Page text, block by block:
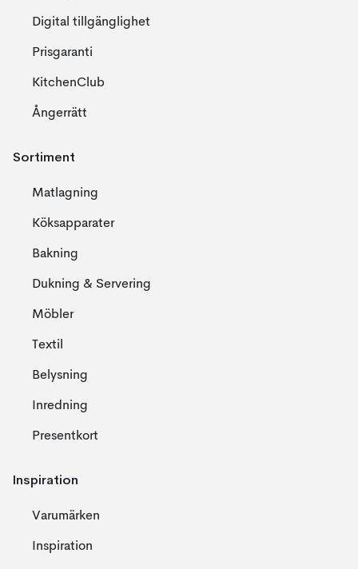
Digital tillgänglighet
Prisgaranti
KitchenClub
Ångerrätt
Sortiment
Matlagning
Köksapparater
Bakning
Dukning & Servering
Möbler
Textil
Belysning
Inredning
Presentkort
Inspiration
Varumärken
Inspiration